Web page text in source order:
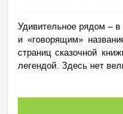
Удивительное рядом –
и «говорящим»
страниц сказочной
легендой. Здесь нет